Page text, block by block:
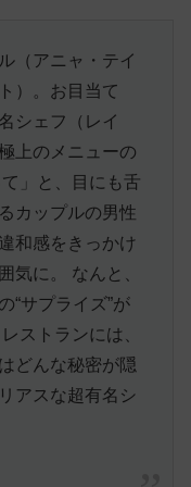
（アニャ・テイ
）。お目当て
シェフ（レイ
上のメニューの
」と、目にも舌
カップルの男性
和感をきっかけ
気に。 なんと、
“サプライズ”が
ストランには、
どんな秘密が隠
アスな超有名シ